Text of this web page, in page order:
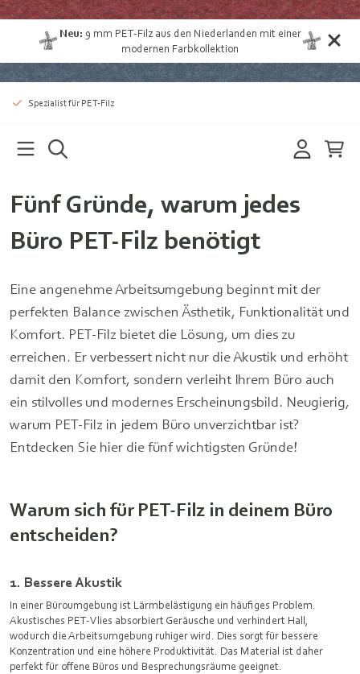
Neu: 9 mm PET-Filz aus den Niederlanden mit einer
modernen Farbkollektion
Spezialist für PET-Filz
Fünf Gründe, warum jedes
Büro PET-Filz benötigt
Eine angenehme Arbeitsumgebung beginnt mit der
perfekten Balance zwischen Ästhetik, Funktionalität und
Komfort. PET-Filz bietet die Lösung, um dies zu
erreichen. Er verbessert nicht nur die Akustik und erhöht
damit den Komfort, sondern verleiht Ihrem Büro auch
ein stilvolles und modernes Erscheinungsbild. Neugierig,
warum PET-Filz in jedem Büro unverzichtbar ist?
Entdecken Sie hier die fünf wichtigsten Gründe!
Warum sich für PET-Filz in deinem Büro
entscheiden?
1. Bessere Akustik
In einer Büroumgebung ist Lärmbelästigung ein häufiges Problem.
Akustisches PET-Vlies absorbiert Geräusche und verhindert Hall,
wodurch die Arbeitsumgebung ruhiger wird. Dies sorgt für bessere
Konzentration und eine höhere Produktivität. Das Material ist daher
perfekt für offene Büros und Besprechungsräume geeignet.